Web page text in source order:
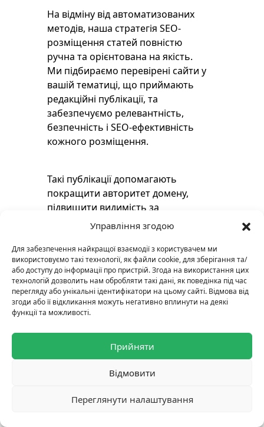
Управління згодою
Для забезпечення найкращої взаємодії з користувачем ми
використовуємо такі технології, як файли cookie, для зберігання та/
або доступу до інформації про пристрій. Згода на використання цих
технологій дозволить нам обробляти такі дані, як поведінка під час
перегляду або унікальні ідентифікатори на цьому сайті. Відмова від
згоди або її відкликання можуть негативно вплинути на деякі
функції та можливості.
Прийняти
Відмовити
Переглянути налаштування
На відміну від автоматизованих
методів, наша стратегія SEO-
розміщення статей повністю
ручна та орієнтована на якість.
Ми підбираємо перевірені сайти у
вашій тематиці, що приймають
редакційні публікації, та
забезпечуємо релевантність,
безпечність і SEO-ефективність
кожного розміщення.
Такі публікації допомагають
покращити авторитет домену,
підвищити видимість за
ключовими словами та
забезпечити стійке зростання
позицій у пошуку — відповідно до
вимог Google.
Окрім SEO, присутність на
авторитетних сайтах дозволяє
розширити охоплення бренду,
підвищити довіру аудиторії та
отримати цільовий трафік, що
дійсно конвертується.